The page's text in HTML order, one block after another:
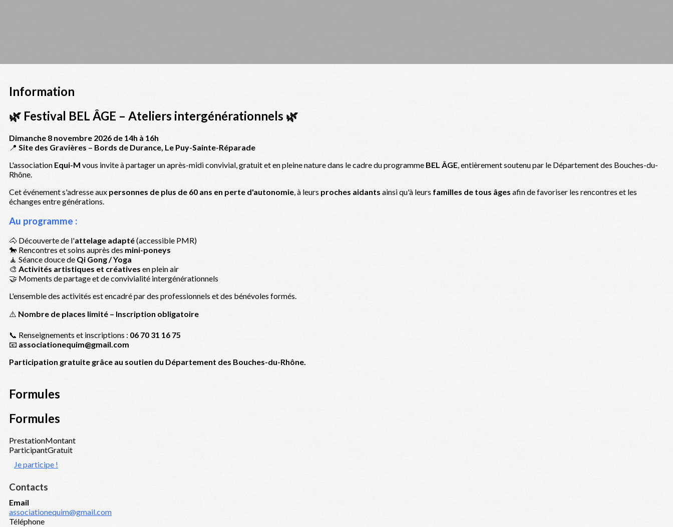
Information
🌿 Festival BEL ÂGE – Ateliers intergénérationnels 🌿
Dimanche 8 novembre 2026 de 14h à 16h
📍 Site des Gravières – Bords de Durance, Le Puy-Sainte-Réparade
L'association Equi-M vous invite à partager un après-midi convivial, gratuit et en pleine nature dans le cadre du programme BEL ÂGE, entièrement soutenu par le Département des Bouches-du-
Rhône.
Cet événement s'adresse aux personnes de plus de 60 ans en perte d'autonomie, à leurs proches aidants ainsi qu'à leurs familles de tous âges afin de favoriser les rencontres et les
échanges entre générations.
Au programme :
🐴 Découverte de l'attelage adapté(accessible PMR)
🐎 Rencontres et soins auprès des mini-poneys
🧘 Séance douce de Qi Gong / Yoga
🎨 Activités artistiques et créatives en plein air
🤝 Moments de partage et de convivialité intergénérationnels
L'ensemble des activités est encadré par des professionnels et des bénévoles formés.
⚠️ Nombre de places limité – Inscription obligatoire
📞 Renseignements et inscriptions : 06 70 31 16 75
📧 associationequim@gmail.com
Participation gratuite grâce au soutien du Département des Bouches-du-Rhône.
Formules
Formules
PrestationMontant
ParticipantGratuit
Je participe !
Contacts
Email
associationequim@gmail.com
Téléphone